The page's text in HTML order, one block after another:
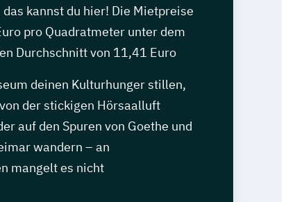
kannst du hier! Die Mietpreise
pro Quadratmeter unter dem
Durchschnitt von 11,41 Euro
deinen Kulturhunger stillen,
der stickigen Hörsaalluft
auf den Spuren von Goethe und
wandern – an
mangelt es nicht